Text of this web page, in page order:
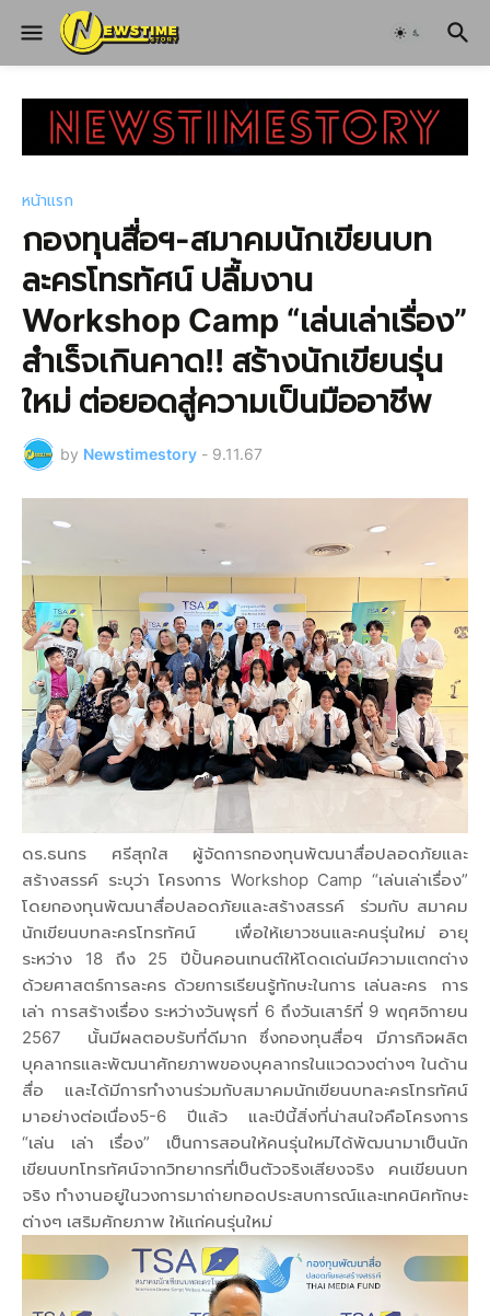
หน้าแรก
กองทุนสื่อฯ-สมาคมนักเขียนบท
ละครโทรทัศน์ ปลื้มงาน
Workshop Camp “เล่นเล่าเรื่อง”
สำเร็จเกินคาด!! สร้างนักเขียนรุ่น
ใหม่ ต่อยอดสู่ความเป็นมืออาชีพ
by Newstimestory - 9.11.67
ดร.ธนกร ศรีสุกใส ผู้จัดการกองทุนพัฒนาสื่อปลอดภัยและ
สร้างสรรค์ ระบุว่า โครงการ Workshop Camp “เล่นเล่าเรื่อง”
โดยกองทุนพัฒนาสื่อปลอดภัยและสร้างสรรค์ ร่วมกับ สมาคม
นักเขียนบทละครโทรทัศน์ เพื่อให้เยาวชนและคนรุ่นใหม่ อายุ
ระหว่าง 18 ถึง 25 ปีปั้นคอนเทนต์ให้โดดเด่นมีความแตกต่าง
ด้วยศาสตร์การละคร ด้วยการเรียนรู้ทักษะในการ เล่นละคร การ
เล่า การสร้างเรื่อง ระหว่างวันพุธที่ 6 ถึงวันเสาร์ที่ 9 พฤศจิกายน
2567 นั้นมีผลตอบรับที่ดีมาก ซึ่งกองทุนสื่อฯ มีภารกิจผลิต
บุคลากรและพัฒนาศักยภาพของบุคลากรในแวดวงต่างๆ ในด้าน
สื่อ และได้มีการทำงานร่วมกับสมาคมนักเขียนบทละครโทรทัศน์
มาอย่างต่อเนื่อง5-6 ปีแล้ว และปีนี้สิ่งที่น่าสนใจคือโครงการ
“เล่น เล่า เรื่อง” เป็นการสอนให้คนรุ่นใหม่ได้พัฒนามาเป็นนัก
เขียนบทโทรทัศน์จากวิทยากรที่เป็นตัวจริงเสียงจริง คนเขียนบท
จริง ทำงานอยู่ในวงการมาถ่ายทอดประสบการณ์และเทคนิคทักษะ
ต่างๆ เสริมศักยภาพ ให้แก่คนรุ่นใหม่